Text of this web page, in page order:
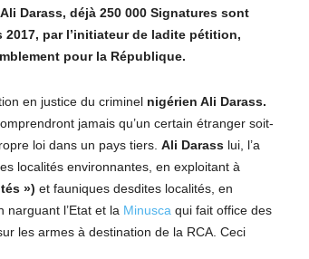
Darass, déjà 250 000 Signatures sont
par l’initiateur de ladite pétition,
pour la République.
en justice du criminel nigérien Ali Darass.
jamais qu’un certain étranger soit-
loi dans un pays tiers. Ali Darass lui, l’a
localités environnantes, en exploitant à
») et fauniques desdites localités, en
narguant l’Etat et la Minusca qui fait office des
les armes à destination de la RCA. Ceci